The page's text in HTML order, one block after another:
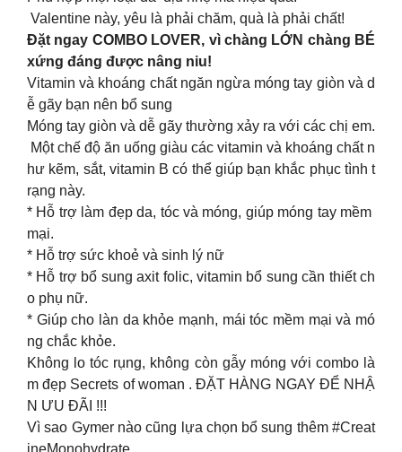
Valentine này, yêu là phải chăm, quà là phải chất!
Đặt ngay COMBO LOVER, vì chàng LỚN chàng BÉ
xứng đáng được nâng niu!
Vitamin và khoáng chất ngăn ngừa móng tay giòn và d
ễ gãy bạn nên bổ sung
Móng tay giòn và dễ gãy thường xảy ra với các chị em.
Một chế độ ăn uống giàu các vitamin và khoáng chất n
hư kẽm, sắt, vitamin B có thể giúp bạn khắc phục tình t
rạng này.
* Hỗ trợ làm đẹp da, tóc và móng, giúp móng tay mềm
mại.
* Hỗ trợ sức khoẻ và sinh lý nữ
* Hỗ trợ bổ sung axit folic, vitamin bổ sung cần thiết ch
o phụ nữ.
* Giúp cho làn da khỏe mạnh, mái tóc mềm mại và mó
ng chắc khỏe.
Không lo tóc rụng, không còn gẫy móng với combo là
m đẹp Secrets of woman . ĐẶT HÀNG NGAY ĐỂ NHẬ
N ƯU ĐÃI !!!
Vì sao Gymer nào cũng lựa chọn bổ sung thêm #Creat
ineMonohydrate